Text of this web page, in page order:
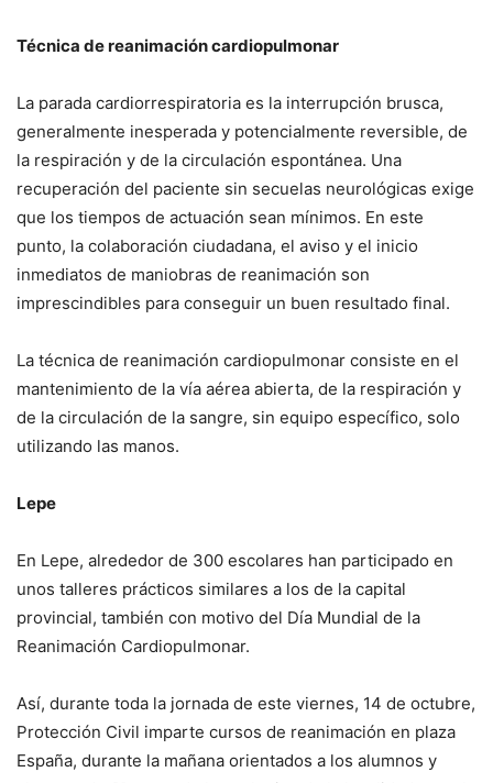
Técnica de reanimación cardiopulmonar
La parada cardiorrespiratoria es la interrupción brusca,
generalmente inesperada y potencialmente reversible, de
la respiración y de la circulación espontánea. Una
recuperación del paciente sin secuelas neurológicas exige
que los tiempos de actuación sean mínimos. En este
punto, la colaboración ciudadana, el aviso y el inicio
inmediatos de maniobras de reanimación son
imprescindibles para conseguir un buen resultado final.
La técnica de reanimación cardiopulmonar consiste en el
mantenimiento de la vía aérea abierta, de la respiración y
de la circulación de la sangre, sin equipo específico, solo
utilizando las manos.
Lepe
En Lepe, alrededor de 300 escolares han participado en
unos talleres prácticos similares a los de la capital
provincial, también con motivo del Día Mundial de la
Reanimación Cardiopulmonar.
Así, durante toda la jornada de este viernes, 14 de octubre,
Protección Civil imparte cursos de reanimación en plaza
España, durante la mañana orientados a los alumnos y